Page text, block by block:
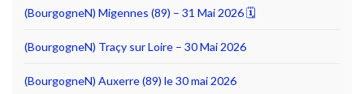
(BourgogneN) Migennes (89) – 31 Mai 2026 🗓
(BourgogneN) Traçy sur Loire – 30 Mai 2026
(BourgogneN) Auxerre (89) le 30 mai 2026